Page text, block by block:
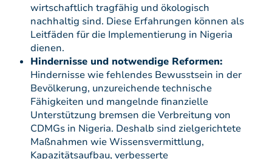
wirtschaftlich tragfähig und ökologisch
nachhaltig sind. Diese Erfahrungen können als
Leitfäden für die Implementierung in Nigeria
dienen.
Hindernisse und notwendige Reformen:
Hindernisse wie fehlendes Bewusstsein in der
Bevölkerung, unzureichende technische
Fähigkeiten und mangelnde finanzielle
Unterstützung bremsen die Verbreitung von
CDMGs in Nigeria. Deshalb sind zielgerichtete
Maßnahmen wie Wissensvermittlung,
Kapazitätsaufbau, verbesserte